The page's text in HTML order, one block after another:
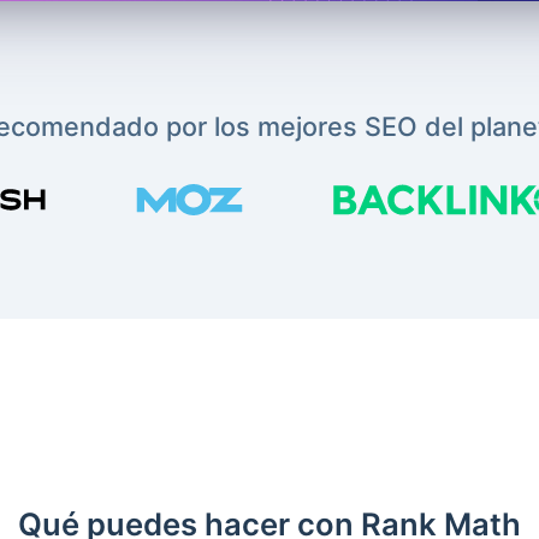
por los mejores SEO del
Qué puedes hacer con Rank Math